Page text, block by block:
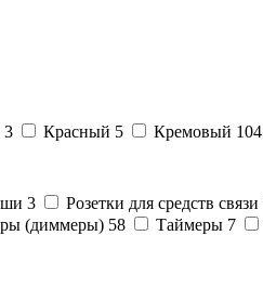
3 Красный 5 Кремовый 104
3 Розетки для средств связи
(диммеры) 58 Таймеры 7